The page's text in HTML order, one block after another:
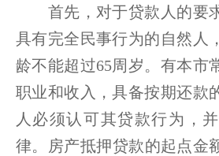
首先，对于贷款人的要
具有完全民事行为的自然人
龄不能超过65周岁。有本市
职业和收入，具备按期还款
人必须认可其贷款行为，
律。房产抵押贷款的起点金